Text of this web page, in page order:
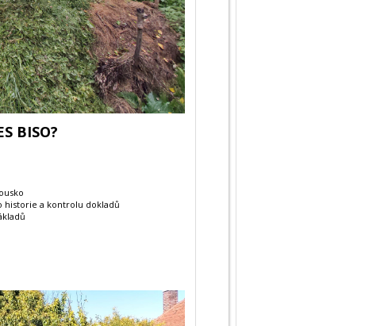
BISO?
historie a kontrolu dokladů